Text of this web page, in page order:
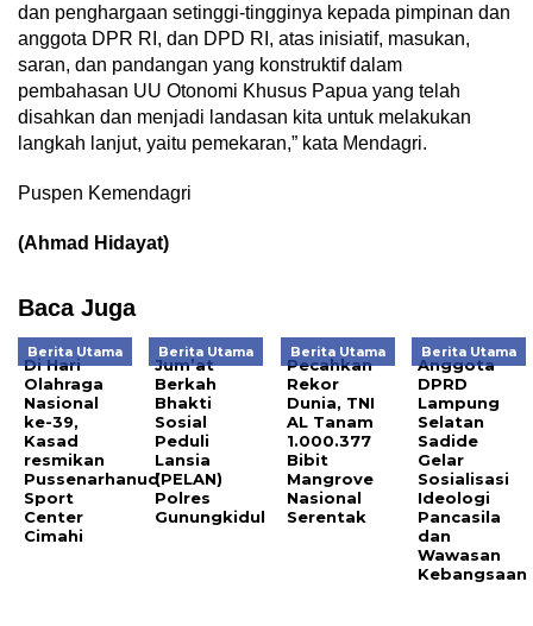
dan penghargaan setinggi-tingginya kepada pimpinan dan
anggota DPR RI, dan DPD RI, atas inisiatif, masukan,
saran, dan pandangan yang konstruktif dalam
pembahasan UU Otonomi Khusus Papua yang telah
disahkan dan menjadi landasan kita untuk melakukan
langkah lanjut, yaitu pemekaran,” kata Mendagri.
Puspen Kemendagri
(Ahmad Hidayat)
Baca Juga
Berita Utama
Di Hari
Olahraga
Nasional
ke-39,
Kasad
resmikan
Pussenarhanud
Sport
Center
Cimahi
Berita Utama
Jum’at
Berkah
Bhakti
Sosial
Peduli
Lansia
(PELAN)
Polres
Gunungkidul
Berita Utama
Pecahkan
Rekor
Dunia, TNI
AL Tanam
1.000.377
Bibit
Mangrove
Nasional
Serentak
Berita Utama
Anggota
DPRD
Lampung
Selatan
Sadide
Gelar
Sosialisasi
Ideologi
Pancasila
dan
Wawasan
Kebangsaan